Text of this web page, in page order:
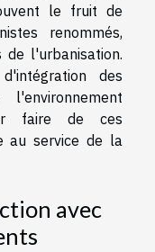
le fruit de
renommés,
de l'urbanisation.
des
faire de ces
au service de la
avec